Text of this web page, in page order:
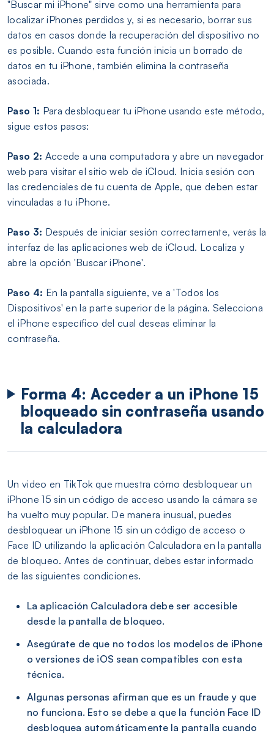
"Buscar mi iPhone" sirve como una herramienta para
localizar iPhones perdidos y, si es necesario, borrar sus
datos en casos donde la recuperación del dispositivo no
es posible. Cuando esta función inicia un borrado de
datos en tu iPhone, también elimina la contraseña
asociada.
Paso 1: Para desbloquear tu iPhone usando este método,
sigue estos pasos:
Paso 2: Accede a una computadora y abre un navegador
web para visitar el sitio web de iCloud. Inicia sesión con
las credenciales de tu cuenta de Apple, que deben estar
vinculadas a tu iPhone.
Paso 3: Después de iniciar sesión correctamente, verás la
interfaz de las aplicaciones web de iCloud. Localiza y
abre la opción 'Buscar iPhone'.
Paso 4: En la pantalla siguiente, ve a 'Todos los
Dispositivos' en la parte superior de la página. Selecciona
el iPhone específico del cual deseas eliminar la
contraseña.
Forma 4: Acceder a un iPhone 15
bloqueado sin contraseña usando
la calculadora
Un video en TikTok que muestra cómo desbloquear un
iPhone 15 sin un código de acceso usando la cámara se
ha vuelto muy popular. De manera inusual, puedes
desbloquear un iPhone 15 sin un código de acceso o
Face ID utilizando la aplicación Calculadora en la pantalla
de bloqueo. Antes de continuar, debes estar informado
de las siguientes condiciones.
La aplicación Calculadora debe ser accesible
desde la pantalla de bloqueo.
Asegúrate de que no todos los modelos de iPhone
o versiones de iOS sean compatibles con esta
técnica.
Algunas personas afirman que es un fraude y que
no funciona. Esto se debe a que la función Face ID
desbloquea automáticamente la pantalla cuando